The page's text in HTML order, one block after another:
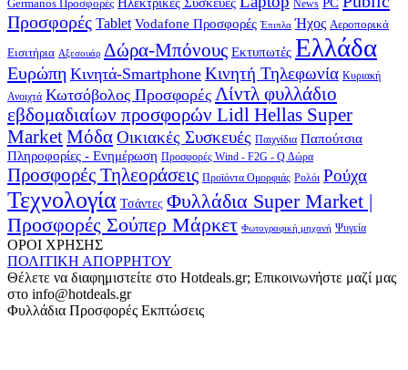
Germanos Προσφορές News
Προσφορές Tablet Vodafone Προσφορές Έπιπλα Ήχος Αεροπορικά
Εισιτήρια Αξεσουάρ Δώρα-Μπόνους Εκτυπωτές Ελλάδα
Ευρώπη Κινητά-Smartphone Κινητή Τηλεφωνία Κυριακή
Ανοιχτά Κωτσόβολος Προσφορές Λίντλ φυλλάδιο
εβδομαδιαίων προσφορών Lidl Hellas Super
MarketΜόδαΟικιακές Συσκευές Παιχνίδια Παπούτσια
Πληροφορίες - Ενημέρωση Προσφορές Wind - F2G - Q Δώρα
Προσφορές Τηλεοράσεις Προϊόντα Ομορφιάς Ρολόι Ρούχα
Τεχνολογία Τσάντες Φυλλάδια Super Market |
Προσφορές Σούπερ Μάρκετ Φωτογραφική μηχανή Ψυγεία
ΟΡΟΙ ΧΡΗΣΗΣ
ΠΟΛΙΤΙΚΗ ΑΠΟΡΡΗΤΟΥ
Θέλετε να διαφημιστείτε στο Hotdeals.gr; Επικοινωνήστε μαζί μας
στο info@hotdeals.gr
Φυλλάδια Προσφορές Εκπτώσεις